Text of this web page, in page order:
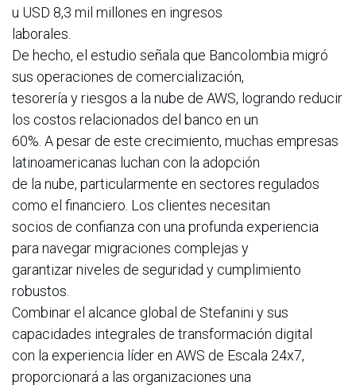
u USD 8,3 mil millones en ingresos
laborales.
De hecho, el estudio señala que Bancolombia migró
sus operaciones de comercialización,
tesorería y riesgos a la nube de AWS, logrando reducir
los costos relacionados del banco en un
60%. A pesar de este crecimiento, muchas empresas
latinoamericanas luchan con la adopción
de la nube, particularmente en sectores regulados
como el financiero. Los clientes necesitan
socios de confianza con una profunda experiencia
para navegar migraciones complejas y
garantizar niveles de seguridad y cumplimiento
robustos.
Combinar el alcance global de Stefanini y sus
capacidades integrales de transformación digital
con la experiencia líder en AWS de Escala 24x7,
proporcionará a las organizaciones una